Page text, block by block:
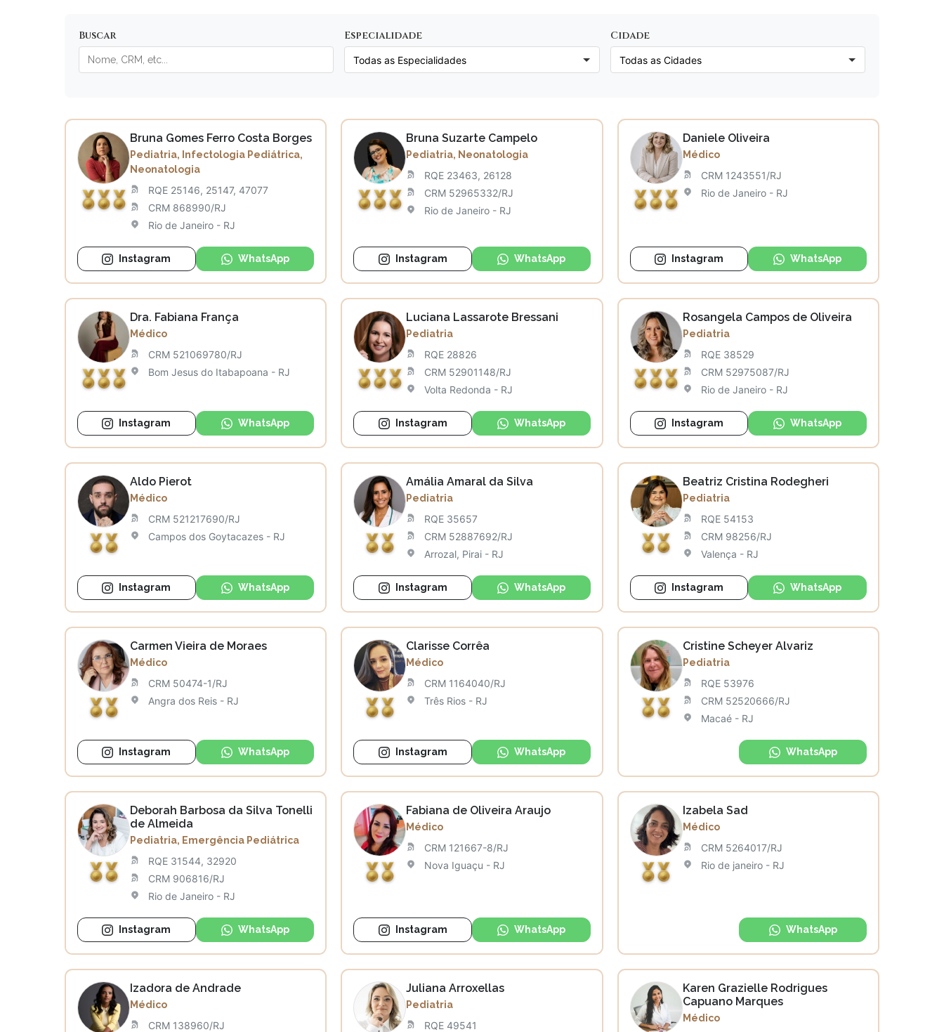
Buscar Especialidade Cidade
Bruna Gomes Ferro Costa Borges
Pediatria, Infectologia Pediátrica,
Neonatologia
RQE 25146, 25147, 47077
CRM 868990/RJ
Rio de Janeiro - RJ
Instagram WhatsApp
Bruna Suzarte Campelo
Pediatria, Neonatologia
RQE 23463, 26128
CRM 52965332/RJ
Rio de Janeiro - RJ
Instagram WhatsApp
Daniele Oliveira
Médico
CRM 1243551/RJ
Rio de Janeiro - RJ
Instagram WhatsApp
Dra. Fabiana França
Médico
CRM 521069780/RJ
Bom Jesus do Itabapoana - RJ
Instagram WhatsApp
Luciana Lassarote Bressani
Pediatria
RQE 28826
CRM 52901148/RJ
Volta Redonda - RJ
Instagram WhatsApp
Rosangela Campos de Oliveira
Pediatria
RQE 38529
CRM 52975087/RJ
Rio de Janeiro - RJ
Instagram WhatsApp
Aldo Pierot
Médico
CRM 521217690/RJ
Campos dos Goytacazes - RJ
Instagram WhatsApp
Amália Amaral da Silva
Pediatria
RQE 35657
CRM 52887692/RJ
Arrozal, Pirai - RJ
Instagram WhatsApp
Beatriz Cristina Rodegheri
Pediatria
RQE 54153
CRM 98256/RJ
Valença - RJ
Instagram WhatsApp
Carmen Vieira de Moraes
Médico
CRM 50474-1/RJ
Angra dos Reis - RJ
Instagram WhatsApp
Clarisse Corrêa
Médico
CRM 1164040/RJ
Três Rios - RJ
Instagram WhatsApp
Cristine Scheyer Alvariz
Pediatria
RQE 53976
CRM 52520666/RJ
Macaé - RJ
WhatsApp
Deborah Barbosa da Silva Tonelli
de Almeida
Pediatria, Emergência Pediátrica
RQE 31544, 32920
CRM 906816/RJ
Rio de Janeiro - RJ
Instagram WhatsApp
Fabiana de Oliveira Araujo
Médico
CRM 121667-8/RJ
Nova Iguaçu - RJ
Instagram WhatsApp
Izabela Sad
Médico
CRM 5264017/RJ
Rio de janeiro - RJ
WhatsApp
Izadora de Andrade
Médico
CRM 138960/RJ
Juliana Arroxellas
Pediatria
RQE 49541
Karen Grazielle Rodrigues
Capuano Marques
Médico